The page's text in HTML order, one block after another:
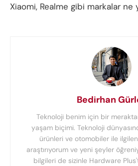
Xiaomi, Realme gibi markalar ne
Bedirhan
Teknoloji benim için bir
yaşam biçimi. Teknoloji
ürünleri ve otomobiler ile
araştırıyorum ve yeni şeyler
bilgileri de sizinle Hardware